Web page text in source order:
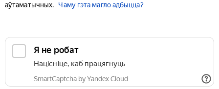
аўтаматычных.
Чаму гэта магло адбыцца?
Я не робат
Націсніце, каб працягнуць
SmartCaptcha by Yandex Cloud